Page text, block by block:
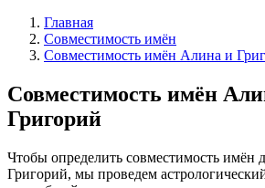
Главная
Совместимость имён
Совместимость имён Алина и
Совместимость имён
Григорий
Чтобы определить совместимость имён
Григорий, мы проведем